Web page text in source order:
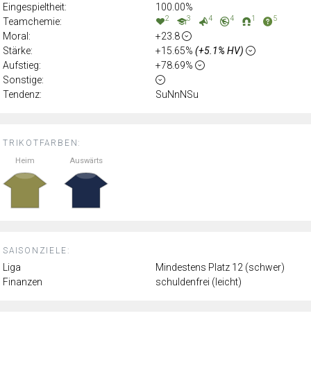
TRIKOTFARBEN:
Heim Auswärts
SAISONZIELE:
Liga
Mindestens Platz 12 (schwer)
Finanzen
schuldenfrei (leicht)
Eingespieltheit:
100.00%
Teamchemie:
2 3 4 4 1 5
Moral:
+23.8
Stärke:
+15.65% (+5.1% HV)
Aufstieg:
+78.69%
Sonstige:
Tendenz:
SuNnNSu